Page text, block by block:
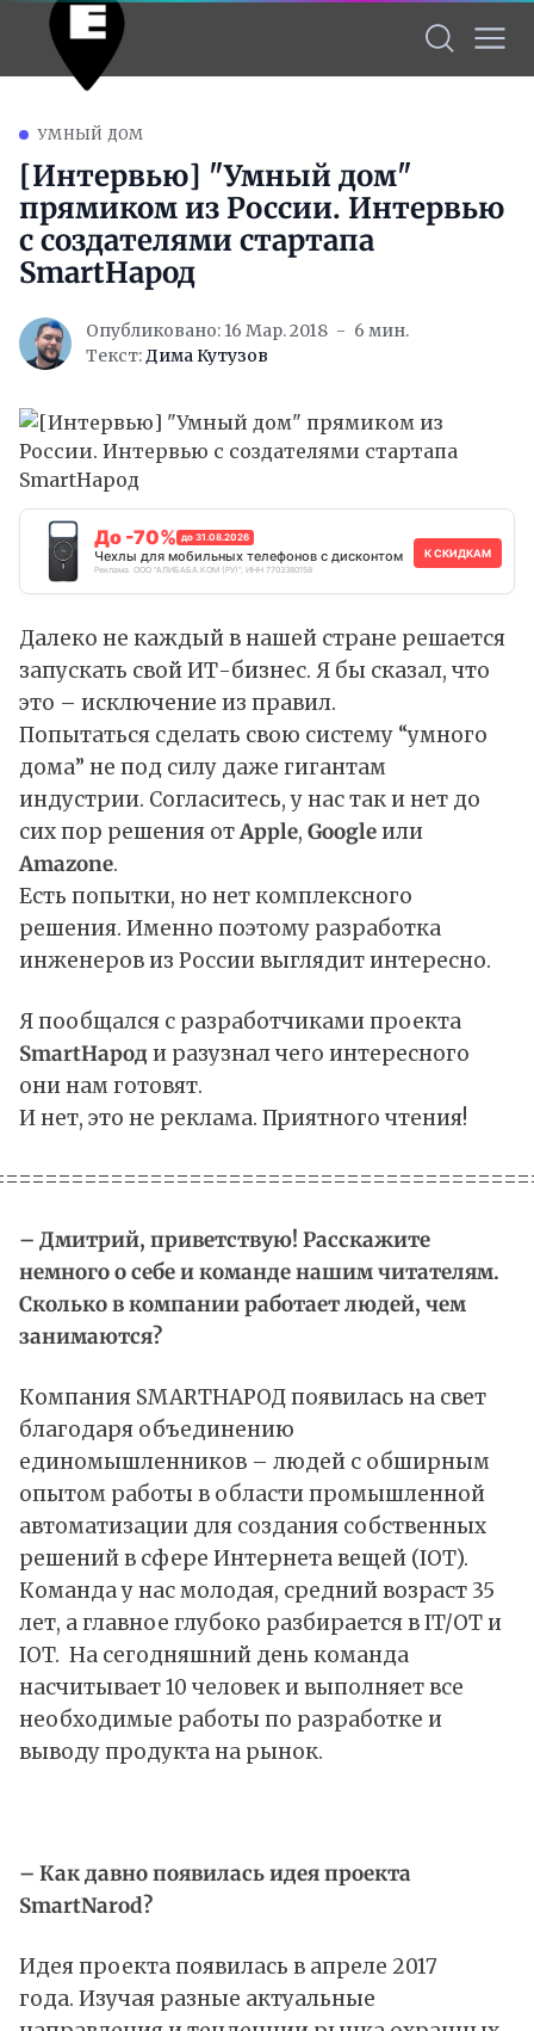
УМНЫЙ ДОМ
[Интервью] "Умный дом"
прямиком из России. Интервью
с создателями стартапа
SmartНарод
Опубликовано: 16 Мар. 2018
6 мин.
Текст:Дима Кутузов
До -70% до 31.08.2026
Чехлы для мобильных телефонов с дисконтом
Реклама. ООО "АЛИБАБА.КОМ (РУ)", ИНН 7703380158
К СКИДКАМ
Далеко не каждый в нашей стране решается
запускать свой ИТ-бизнес. Я бы сказал, что
это – исключение из правил.
Попытаться сделать свою систему “умного
дома” не под силу даже гигантам
индустрии. Согласитесь, у нас так и нет до
сих пор решения отApple, Googleили
Amazone.
Есть попытки, но нет комплексного
решения. Именно поэтому разработка
инженеров из России выглядит интересно.
Я пообщался с разработчиками проекта
SmartНароди разузнал чего интересного
они нам готовят.
И нет, это не реклама. Приятного чтения!
– Дмитрий, приветствую! Расскажите
немного о себе и команде нашим читателям.
Сколько в компании работает людей, чем
занимаются?
Компания SMARTНАРОД появилась на свет
благодаря объединению
единомышленников – людей с обширным
опытом работы в области промышленной
автоматизации для создания собственных
решений в сфере Интернета вещей (IOT).
Команда у нас молодая, средний возраст 35
лет, а главное глубоко разбирается в IT/OT и
IOT. На сегодняшний день команда
насчитывает 10 человек и выполняет все
необходимые работы по разработке и
выводу продукта на рынок.
– Как давно появилась идея проекта
SmartNarod?
Идея проекта появилась в апреле 2017
года. Изучая разные актуальные